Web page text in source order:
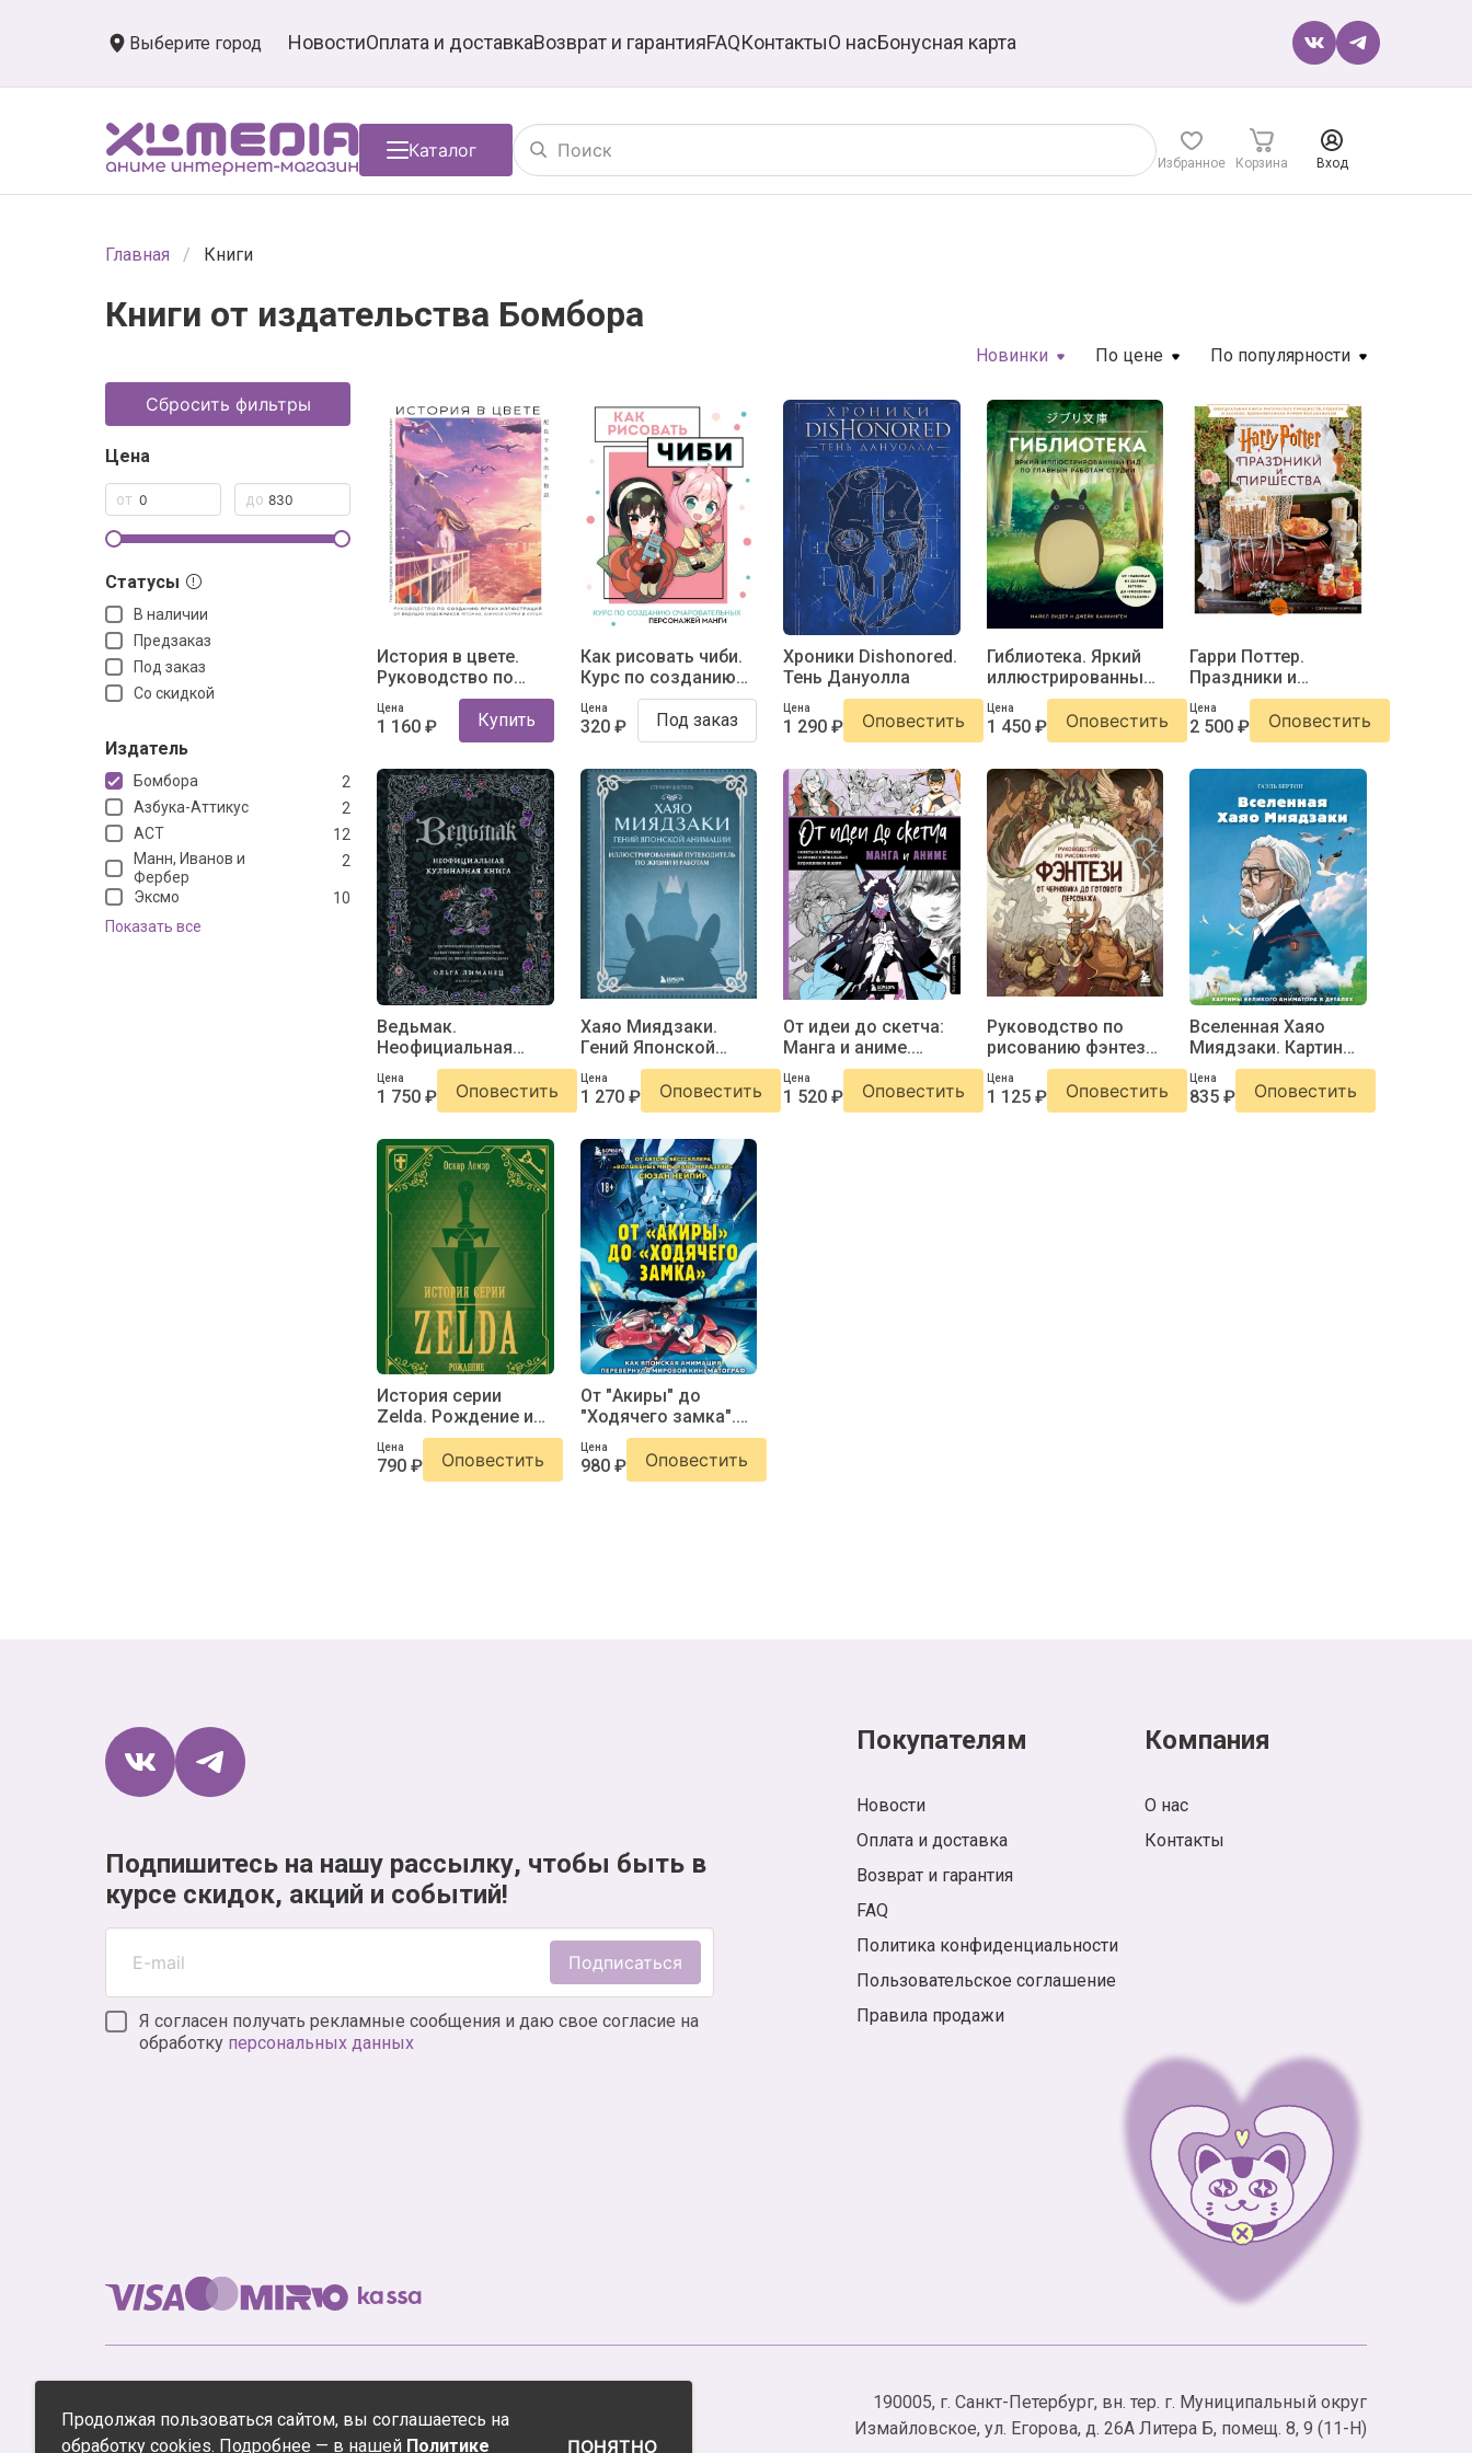
Выберите город НовостиОплата и доставкаВозврат и гарантияFAQКонтактыО насБонусная карта
Каталог
Избранное Корзина Вход
Главная Книги
Книги от издательства Бомбора
Сбросить фильтры
Цена
Статусы
В наличии
Предзаказ
Под заказ
Со скидкой
Издатель
Бомбора
2
Азбука-Аттикус
2
АСТ
12
Манн, Иванов и
Фербер
2
Эксмо
10
Показать все
Новинки По цене По популярности
История в цвете.
Руководство по
созданию ярких
иллюстраций от
Южной Кореи и
Китая
Цена
1 160 ₽ Купить
Как рисовать чиби.
Курс по созданию
очаровательных
персонажей манги
Цена
320 ₽ Под заказ
Хроники Dishonored.
Тень Дануолла
Цена
1 290 ₽ Оповестить
Гиблиотека. Яркий
иллюстрированный
гид по главным
работам студии
Цена
1 450 ₽ Оповестить
Гарри Поттер.
Праздники и
пиршества.
Официальная книга
по мотивам
киновселенной.
Цена
2 500 ₽ Оповестить
Ведьмак.
Неофициальная
кулинарная книга
Цена
1 750 ₽ Оповестить
Хаяо Миядзаки.
Гений Японской
анимации
Цена
1 270 ₽ Оповестить
От идеи до скетча:
Манга и аниме.
Советы и лайфхаки
50
профессиональных
Цена
1 520 ₽ Оповестить
Руководство по
рисованию фэнтези.
От черновика до
готового персонажа
Цена
1 125 ₽ Оповестить
Вселенная Хаяо
Миядзаки. Картины
великого аниматора
в деталях
Цена
835 ₽ Оповестить
История серии
Zelda. Рождение и
расцвет легенды
Цена
790 ₽ Оповестить
От "Акиры" до
"Ходячего замка".
Как японская
анимация
перевернула
Цена
980 ₽ Оповестить
Подпишитесь на нашу рассылку, чтобы быть в
курсе скидок, акций и событий!
Подписаться
Я согласен получать рекламные сообщения и даю свое согласие на
обработку персональных данных
Покупателям
Новости
Оплата и доставка
Возврат и гарантия
FAQ
Политика конфиденциальности
Пользовательское соглашение
Правила продажи
Компания
О нас
Контакты
Все права защищены. ООО «ЭксЭл Медиа Ретейл», ИНН 7838099431
190005, г. Санкт-Петербург, вн. тер. г. Муниципальный округ
Измайловское, ул. Егорова, д. 26А Литера Б, помещ. 8, 9 (11-Н)
Продолжая пользоваться сайтом, вы соглашаетесь на
обработку cookies. Подробнее — в нашей Политике ПОНЯТНО